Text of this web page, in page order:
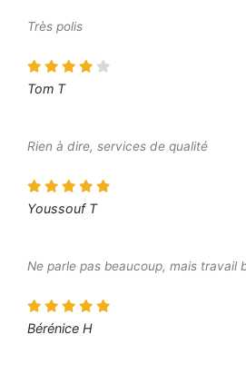
Très polis
Tom T
Rien à dire, services de qualité
Youssouf T
Ne parle pas beaucoup, mais travail
Bérénice H